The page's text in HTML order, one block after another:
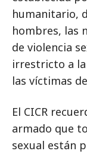
humanitario,
hombres, las
de violencia
irrestricto a
las víctimas
El CICR
armado que
sexual están